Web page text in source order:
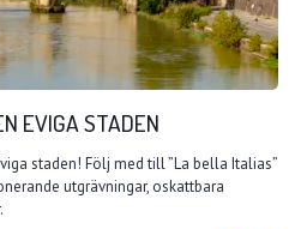
EVIGA STADEN
staden! Följ med till ”La bella Italias”
utgrävningar, oskattbara